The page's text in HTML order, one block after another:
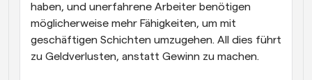
haben, und unerfahrene Arbeiter benötigen
möglicherweise mehr Fähigkeiten, um mit
geschäftigen Schichten umzugehen. All dies führt
zu Geldverlusten, anstatt Gewinn zu machen.